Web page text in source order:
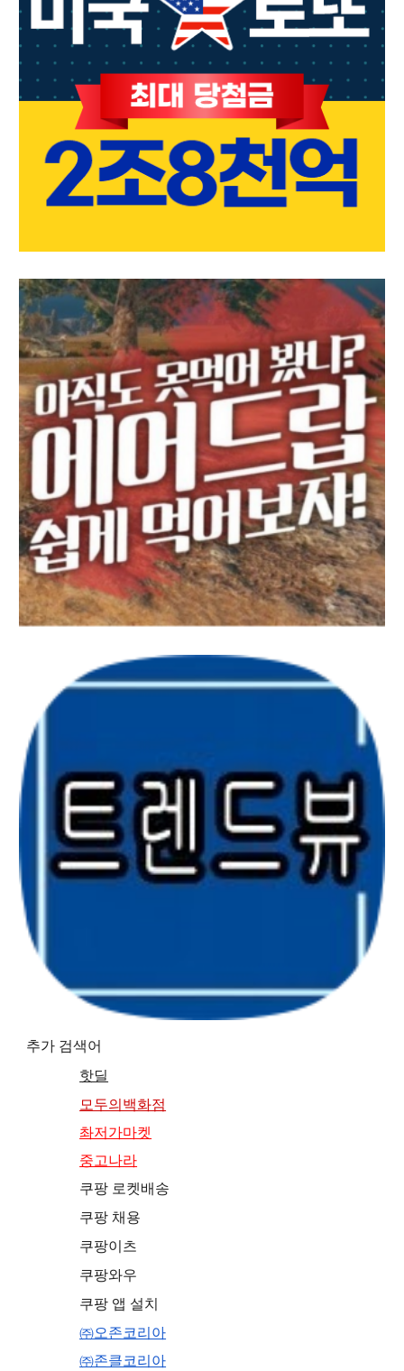
추가 검색어
핫딜
모두의백화점
촤저가마켓
중고나라
쿠팡 로켓배송
쿠팡 채용
쿠팡이츠
쿠팡와우
쿠팡 앱 설치
㈜오존코리아
㈜존클코리아